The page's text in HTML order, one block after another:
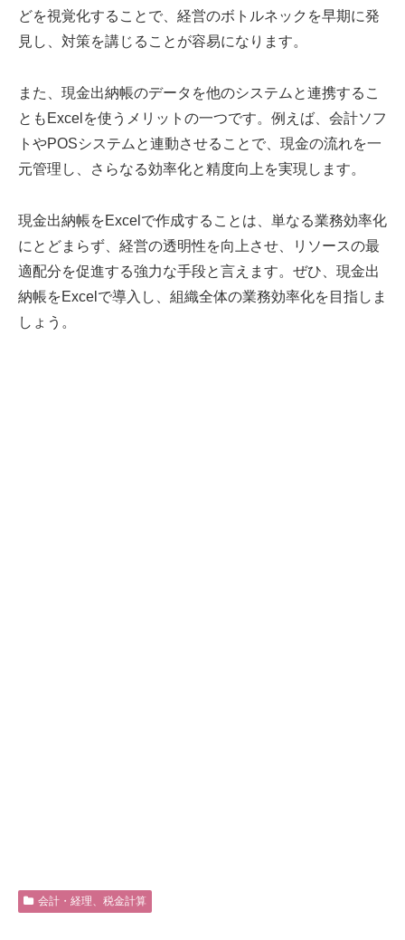
どを視覚化することで、経営のボトルネックを早期に発
見し、対策を講じることが容易になります。
また、現金出納帳のデータを他のシステムと連携するこ
ともExcelを使うメリットの一つです。例えば、会計ソフ
トやPOSシステムと連動させることで、現金の流れを一
元管理し、さらなる効率化と精度向上を実現します。
現金出納帳をExcelで作成することは、単なる業務効率化
にとどまらず、経営の透明性を向上させ、リソースの最
適配分を促進する強力な手段と言えます。ぜひ、現金出
納帳をExcelで導入し、組織全体の業務効率化を目指しま
しょう。
会計・経理、税金計算